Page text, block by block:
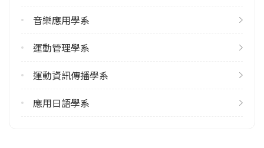
1
學系電話
新北市淡水區真理街32號
音樂應用學系
運動管理學系
運動資訊傳播學系
應用日語學系